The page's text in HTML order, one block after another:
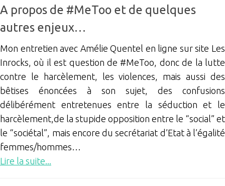
A propos de #MeToo et de quelques
autres enjeux…
Mon entretien avec Amélie Quentel en ligne sur site Les
Inrocks, où il est question de #MeToo, donc de la lutte
contre le harcèlement, les violences, mais aussi des
bêtises énoncées à son sujet, des confusions
délibérément entretenues entre la séduction et le
harcèlement,de la stupide opposition entre le “social” et
le “sociétal”, mais encore du secrétariat d’Etat à l’égalité
femmes/hommes…
Lire la suite...